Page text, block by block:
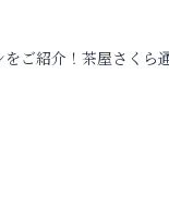
ご紹介！茶屋さくら